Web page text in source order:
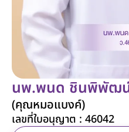
นพ.พนด ชินพิพัฒ
(คุณหมอแบงค์)
เลขที่ใบอนุญาต : 46042